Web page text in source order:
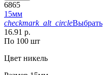
6865
15мм
checkmark_alt_circleВыбрать
16.91 р.
По 100 шт
Цвет никель